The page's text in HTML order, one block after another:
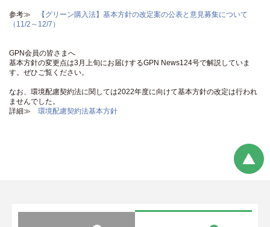
参考≫
【グリーン購入法】基本方針の改定案の公表と意見募集について
（11/2～12/7）
GPN会員の皆さまへ
基本方針の変更点は3月上旬にお届けするGPN News124号で解説していま
す。ぜひご覧ください。
なお、環境配慮契約法に関しては2022年度に向けて基本方針の改定は行われ
ませんでした。
詳細≫ 環境配慮契約法基本方針